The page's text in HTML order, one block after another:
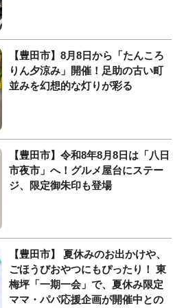
【豊田市】8月8日から「たんころ
りん夕涼み」開催！足助の古い町
並みを幻想的な灯りが彩る
【豊田市】令和8年8月8日は「八日
市夜市」へ！グルメ屋台にステー
ジ、限定御朱印も登場
【豊田市】 夏休みのお出かけや、
ごほうびおやつにもぴったり！ 東
梅坪「一期一会」で、夏休み限定
ママ・パパ応援企画が開催中との